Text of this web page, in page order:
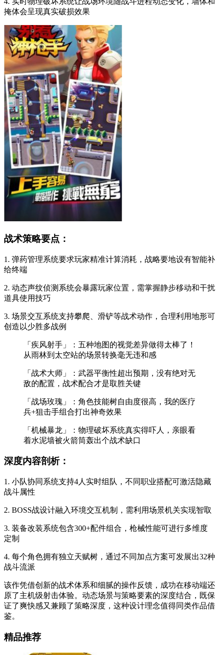
掩体会呈现真实破损效果
战术策略要点：
1. 弹药管理系统要求玩家精准计算消耗，战略要地设有智能补
给终端
2. 动态声纹侦测系统会暴露玩家位置，需掌握静步移动和干扰
道具使用技巧
3. 场景交互系统支持攀爬、滑铲等战术动作，合理利用地形可
创造以少胜多战例
「疾风射手」：五种地图的视觉差异做得太棒了！
从雨林到太空站的场景转换毫无违和感
「战术大师」：武器平衡性超出预期，没有绝对无
敌的配置，战术配合才是取胜关键
「战场玫瑰」：角色技能树自由度很高，我的医疗
兵+狙击手组合打出神奇效果
「机械暴龙」：物理破坏系统真实得吓人，亲眼看
着水泥墙被火箭筒轰出个战术缺口
深度内容剖析：
1. 小队协同系统支持4人实时组队，不同职业搭配可激活隐藏
战斗属性
2. BOSS战设计融入环境交互机制，需利用场景机关实现智取
3. 装备改装系统包含300+配件组合，枪械性能可进行多维度
定制
4. 每个角色拥有独立天赋树，通过不同加点方案可发展出32种
战斗流派
该作凭借创新的战术体系和细腻的操作反馈，成功在移动端还
原了主机级射击体验。动态场景与策略要素的深度结合，既保
证了爽快感又兼顾了策略深度，这种设计理念值得同类作品借
鉴。
精品推荐